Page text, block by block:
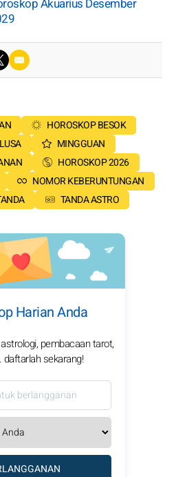
Akuarius Desember
HOROSKOP BESOK
MINGGUAN
HOROSKOP 2026
NOMOR KEBERUNTUNGAN
TANDA ASTRO
Harian Anda
pembacaan tarot,
daftarlah sekarang!